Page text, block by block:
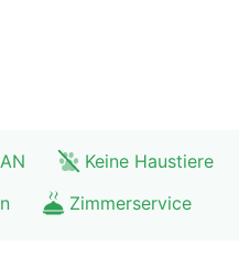
Keine Haustiere
Zimmerservice